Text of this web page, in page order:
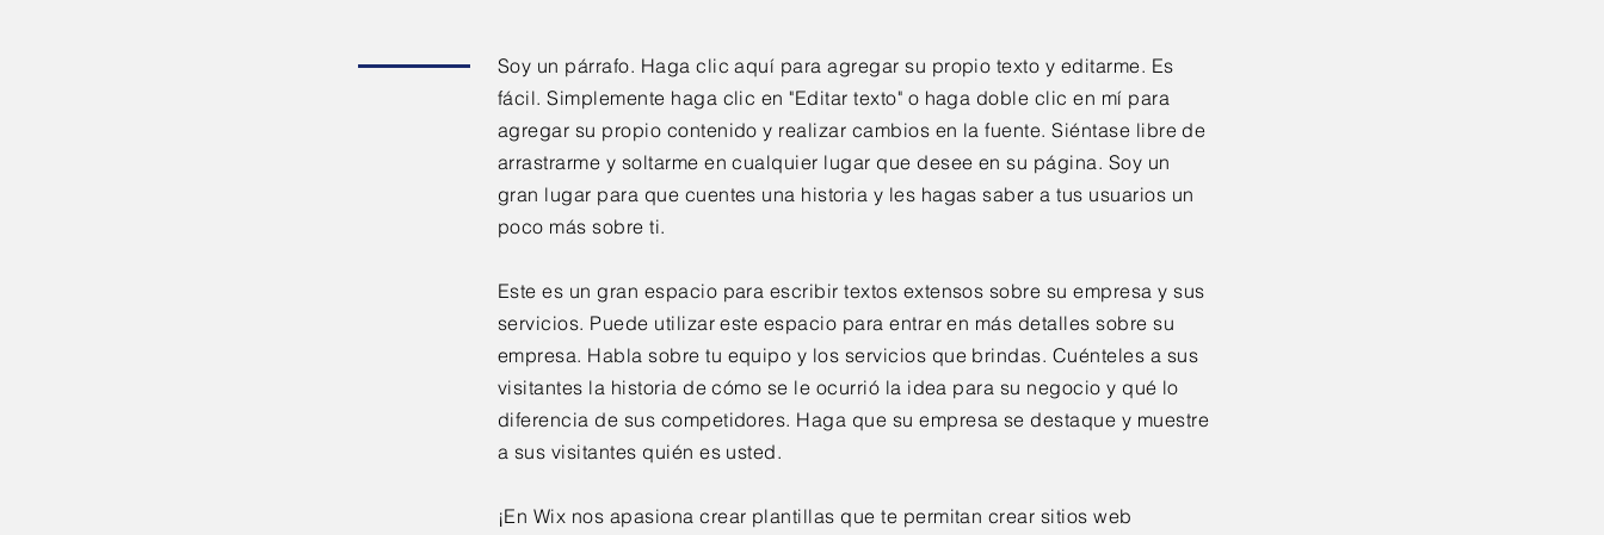
Soy un párrafo. Haga clic aquí para agregar su propio texto y editarme. Es
fácil. Simplemente haga clic en "Editar texto" o haga doble clic en mí para
agregar su propio contenido y realizar cambios en la fuente. Siéntase libre de
arrastrarme y soltarme en cualquier lugar que desee en su página. Soy un
gran lugar para que cuentes una historia y les hagas saber a tus usuarios un
poco más sobre ti.
Este es un gran espacio para escribir textos extensos sobre su empresa y sus
servicios. Puede utilizar este espacio para entrar en más detalles sobre su
empresa. Habla sobre tu equipo y los servicios que brindas. Cuénteles a sus
visitantes la historia de cómo se le ocurrió la idea para su negocio y qué lo
diferencia de sus competidores. Haga que su empresa se destaque y muestre
a sus visitantes quién es usted.
¡En Wix nos apasiona crear plantillas que te permitan crear sitios web